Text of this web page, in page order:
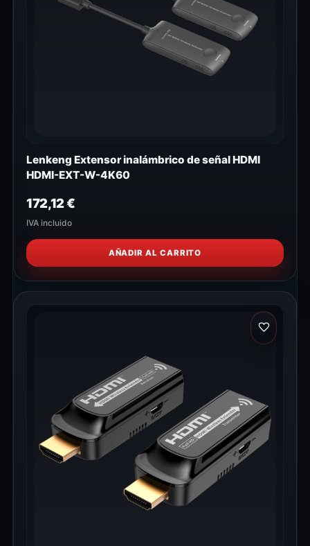
Lenkeng Extensor inalámbrico de señal HDMI
HDMI-EXT-W-4K60
172,12€
IVA incluido
AÑADIR AL CARRITO